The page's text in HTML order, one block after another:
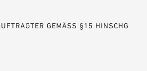
GEMÄSS §15 HINSCHG